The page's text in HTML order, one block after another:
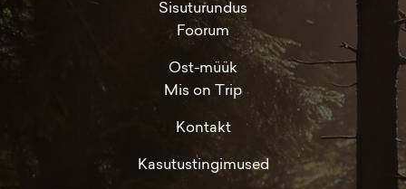
Sisuturundus
Foorum
Ost-müük
Mis on Trip
Kontakt
Kasutustingimused